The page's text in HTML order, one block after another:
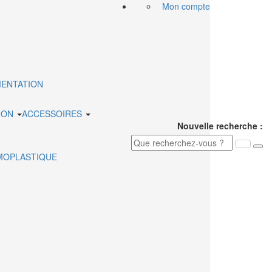
Mon compte
ACCESSOIRES
Nouvelle recherche :